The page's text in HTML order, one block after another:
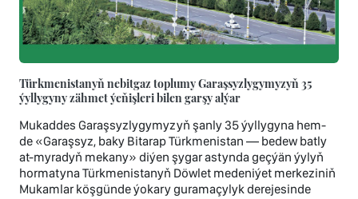
Türkmenistanyň nebitgaz toplumy Garaşsyzlygymyzyň 35
ýyllygyny zähmet ýeňişleri bilen garşy alýar
Mukaddes Garaşsyzlygymyzyň şanly 35 ýyllygyna hem-
de «Garaşsyz, baky Bitarap Türkmenistan — bedew batly
at-myradyň mekany» diýen şygar astynda geçýän ýylyň
hormatyna Türkmenistanyň Döwlet medeniýet merkeziniň
Mukamlar köşgünde ýokary guramaçylyk derejesinde